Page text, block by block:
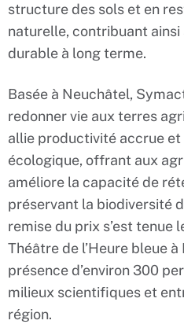
structure des sols et en
naturelle, contribuant
durable à long terme.
Basée à Neuchâtel,
redonner vie aux terres
allie productivité accrue
écologique, offrant aux
améliore la capacité de
préservant la biodiversité
remise du prix s’est tenue
Théâtre de l’Heure bleue
présence d’environ 300
milieux scientifiques et
région.